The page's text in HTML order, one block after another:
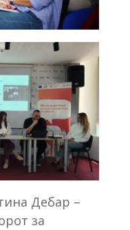
Дебар –
за